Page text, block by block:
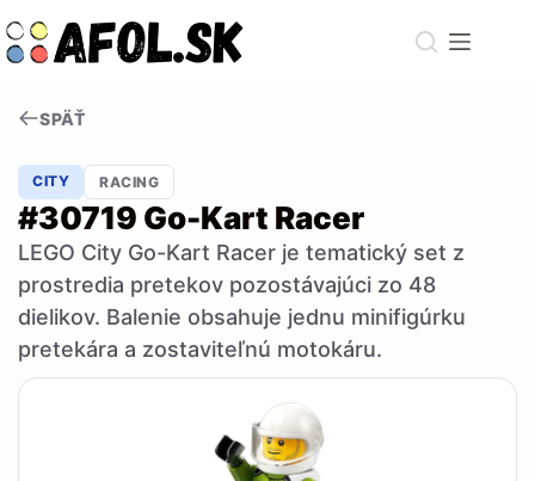
to
content
SPÄŤ
CITY RACING
#30719 Go-Kart Racer
LEGO City Go-Kart Racer je tematický set z
prostredia pretekov pozostávajúci zo 48
dielikov. Balenie obsahuje jednu minifigúrku
pretekára a zostaviteľnú motokáru.